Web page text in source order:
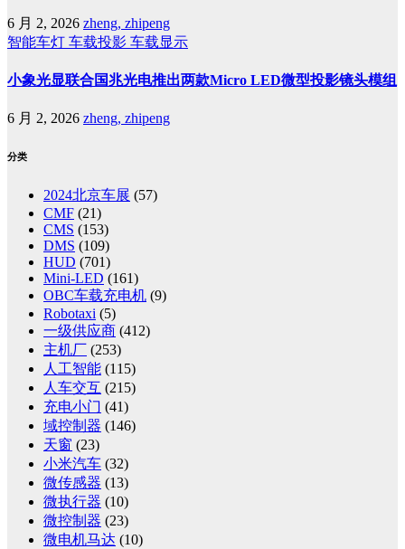
6 月 2, 2026 zheng, zhipeng
智能车灯 车载投影 车载显示
小象光显联合国兆光电推出两款Micro LED微型投影镜头模组
6 月 2, 2026 zheng, zhipeng
分类
2024北京车展 (57)
CMF (21)
CMS (153)
DMS (109)
HUD (701)
Mini-LED (161)
OBC车载充电机 (9)
Robotaxi (5)
一级供应商 (412)
主机厂 (253)
人工智能 (115)
人车交互 (215)
充电小门 (41)
域控制器 (146)
天窗 (23)
小米汽车 (32)
微传感器 (13)
微执行器 (10)
微控制器 (23)
微电机马达 (10)